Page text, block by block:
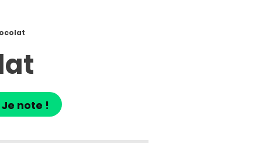
Je note !